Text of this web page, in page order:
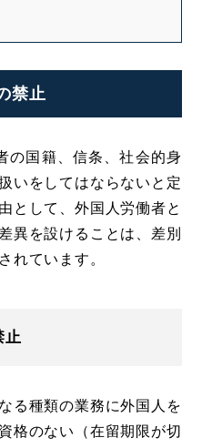
禁止
の国籍、信条、社会的身
いをしてはならないと定
として、外国人労働者と
異を設けることは、差別
れています。
止
る種類の業務に外国人を
格のない（在留期限が切